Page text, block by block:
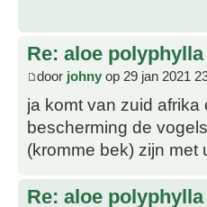
Re: aloe polyphylla
door johny op 29 jan 2021
ja komt van zuid
bescherming de
(kromme bek) zijn met
Re: aloe polyphylla